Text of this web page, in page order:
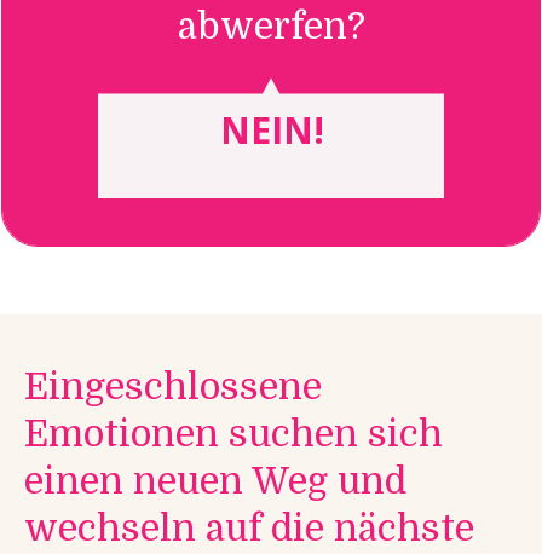
abwerfen?
NEIN!
Eingeschlossene
Emotionen suchen sich
einen neuen Weg und
wechseln auf die nächste